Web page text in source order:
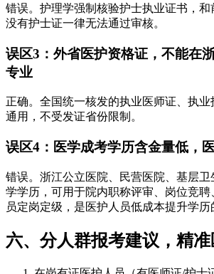
错误。护理学强制核验护士执业证书，和
没有护士证一律无法通过审核。
误区3：外省医护资格证，不能在
专业
正确。全国统一核发的执业医师证、执
通用，不受发证省份限制。
误区4：医学成考学历含金量低，
错误。浙江公立医院、民营医院、基层
学学历，可用于院内职称评审、岗位竞聘
员定岗定级，是医护人员低成本提升学历
六、分人群报考建议，精